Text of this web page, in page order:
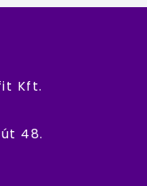
Kft.
48.